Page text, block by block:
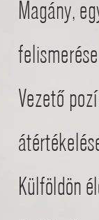
Magány,
Vezető
Külföldön